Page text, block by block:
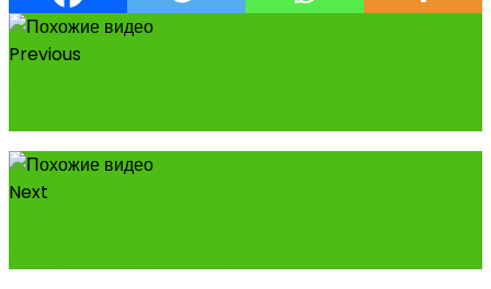
Previous
Next